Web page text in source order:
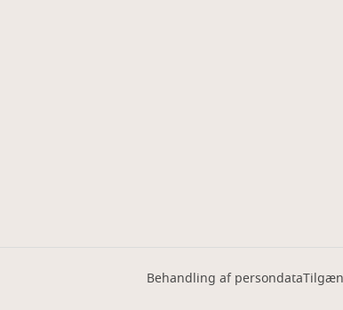
Behandling af persondata